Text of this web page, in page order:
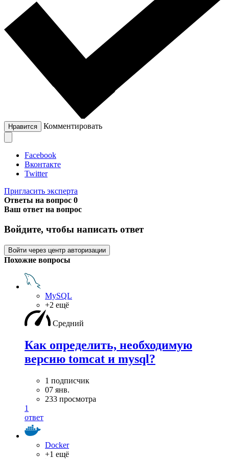
Нравится Комментировать
Facebook
Вконтакте
Twitter
Пригласить эксперта
Ответы на вопрос 0
Ваш ответ на вопрос
Войдите, чтобы написать ответ
Войти через центр авторизации
Похожие вопросы
MySQL
+2 ещё
Средний
Как определить, необходимую
версию tomcat и mysql?
1 подписчик
07 янв.
233 просмотра
1
ответ
Docker
+1 ещё